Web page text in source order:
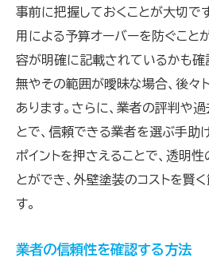
事前に把握しておくことが大切で
用による予算オーバーを防ぐこと
容が明確に記載されているかも確
無やその範囲が曖昧な場合、後々
あります。さらに、業者の評判や
とで、信頼できる業者を選ぶ手助
ポイントを押さえることで、透明
とができ、外壁塗装のコストを賢
す。
業者の信頼性を確認する方法